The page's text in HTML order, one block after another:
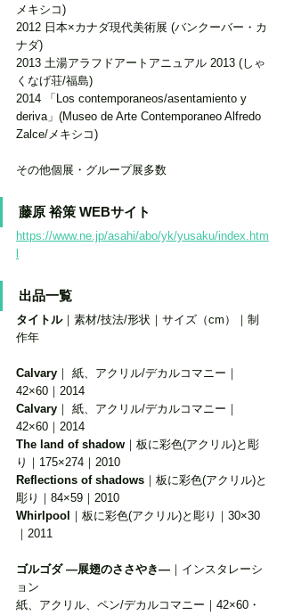
メキシコ)
2012 日本×カナダ現代美術展 (バンクーバー・カ
ナダ)
2013 土湯アラフドアートアニュアル 2013 (しゃ
くなげ荘/福島)
2014 「Los contemporaneos/asentamiento y
deriva」(Museo de Arte Contemporaneo Alfredo
Zalce/メキシコ)
その他個展・グループ展多数
藤原 裕策 WEBサイト
https://www.ne.jp/asahi/abo/yk/yusaku/index.htm
出品一覧
タイトル｜素材/技法/形状｜サイズ（cm）｜制
作年
Calvary ｜ 紙、アクリル/デカルコマニー｜
42×60｜2014
Calvary ｜ 紙、アクリル/デカルコマニー｜
42×60｜2014
The land of shadow ｜板に彩色(アクリル)と彫
り｜175×274｜2010
Reflections of shadows ｜板に彩色(アクリル)と
彫り｜84×59｜2010
Whirlpool
｜板に彩色(アクリル)と彫り｜30×30
｜2011
ゴルゴダ ―展翅のささやき― ｜インスタレーシ
ョン
紙、アクリル、ペン/デカルコマニー｜42×60・